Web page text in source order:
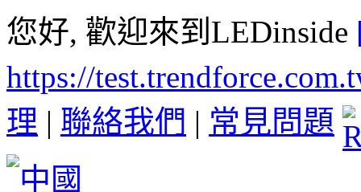
您好, 歡迎來到LEDinside
https://
理 | 聯絡我們 | 常見問題